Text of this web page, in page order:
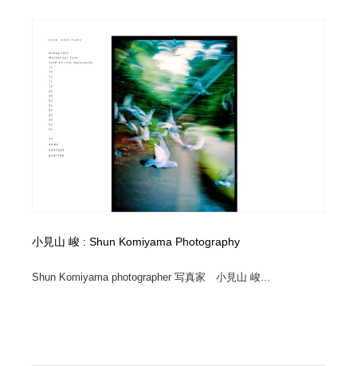
小見山 峻 : Shun Komiyama Photography
Shun Komiyama photographer 写真家 小見山 峻...